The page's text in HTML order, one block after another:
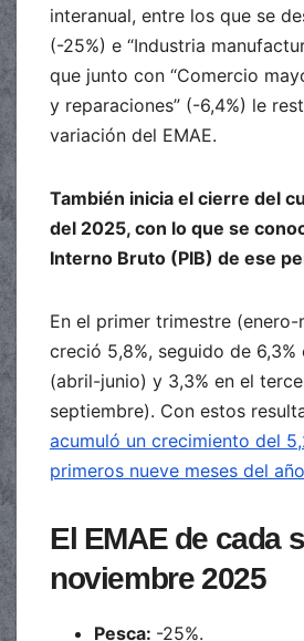
interanual, entre los que se
(-25%) e “Industria
que junto con “Comercio
y reparaciones” (-6,4%) le
variación del EMAE.
También inicia el cierre del
del 2025, con lo que se
Interno Bruto (PIB) de ese
En el primer trimestre (enero-
creció 5,8%, seguido de 6,3%
(abril-junio) y 3,3% en el
septiembre). Con estos
acumuló un crecimiento del
primeros nueve meses del año
El EMAE de cada
noviembre 2025
Pesca: -25%.